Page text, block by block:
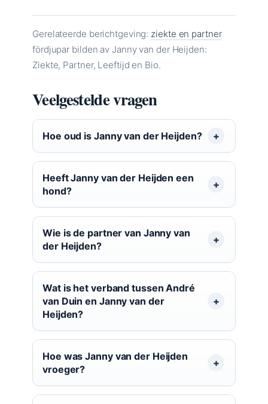
Gerelateerde berichtgeving: ziekte en partner
fördjupar bilden av Janny van der Heijden:
Ziekte, Partner, Leeftijd en Bio.
Veelgestelde vragen
Hoe oud is Janny van der Heijden?
Heeft Janny van der Heijden een
hond?
Wie is de partner van Janny van
der Heijden?
Wat is het verband tussen André
van Duin en Janny van der
Heijden?
Hoe was Janny van der Heijden
vroeger?